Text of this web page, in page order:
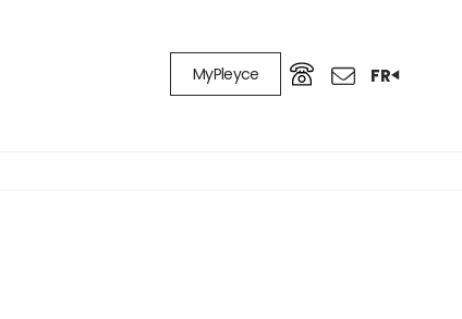
MyPleyce FR